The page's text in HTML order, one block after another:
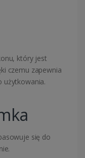
który jest
czemu zapewnia
użytkowania.
się do